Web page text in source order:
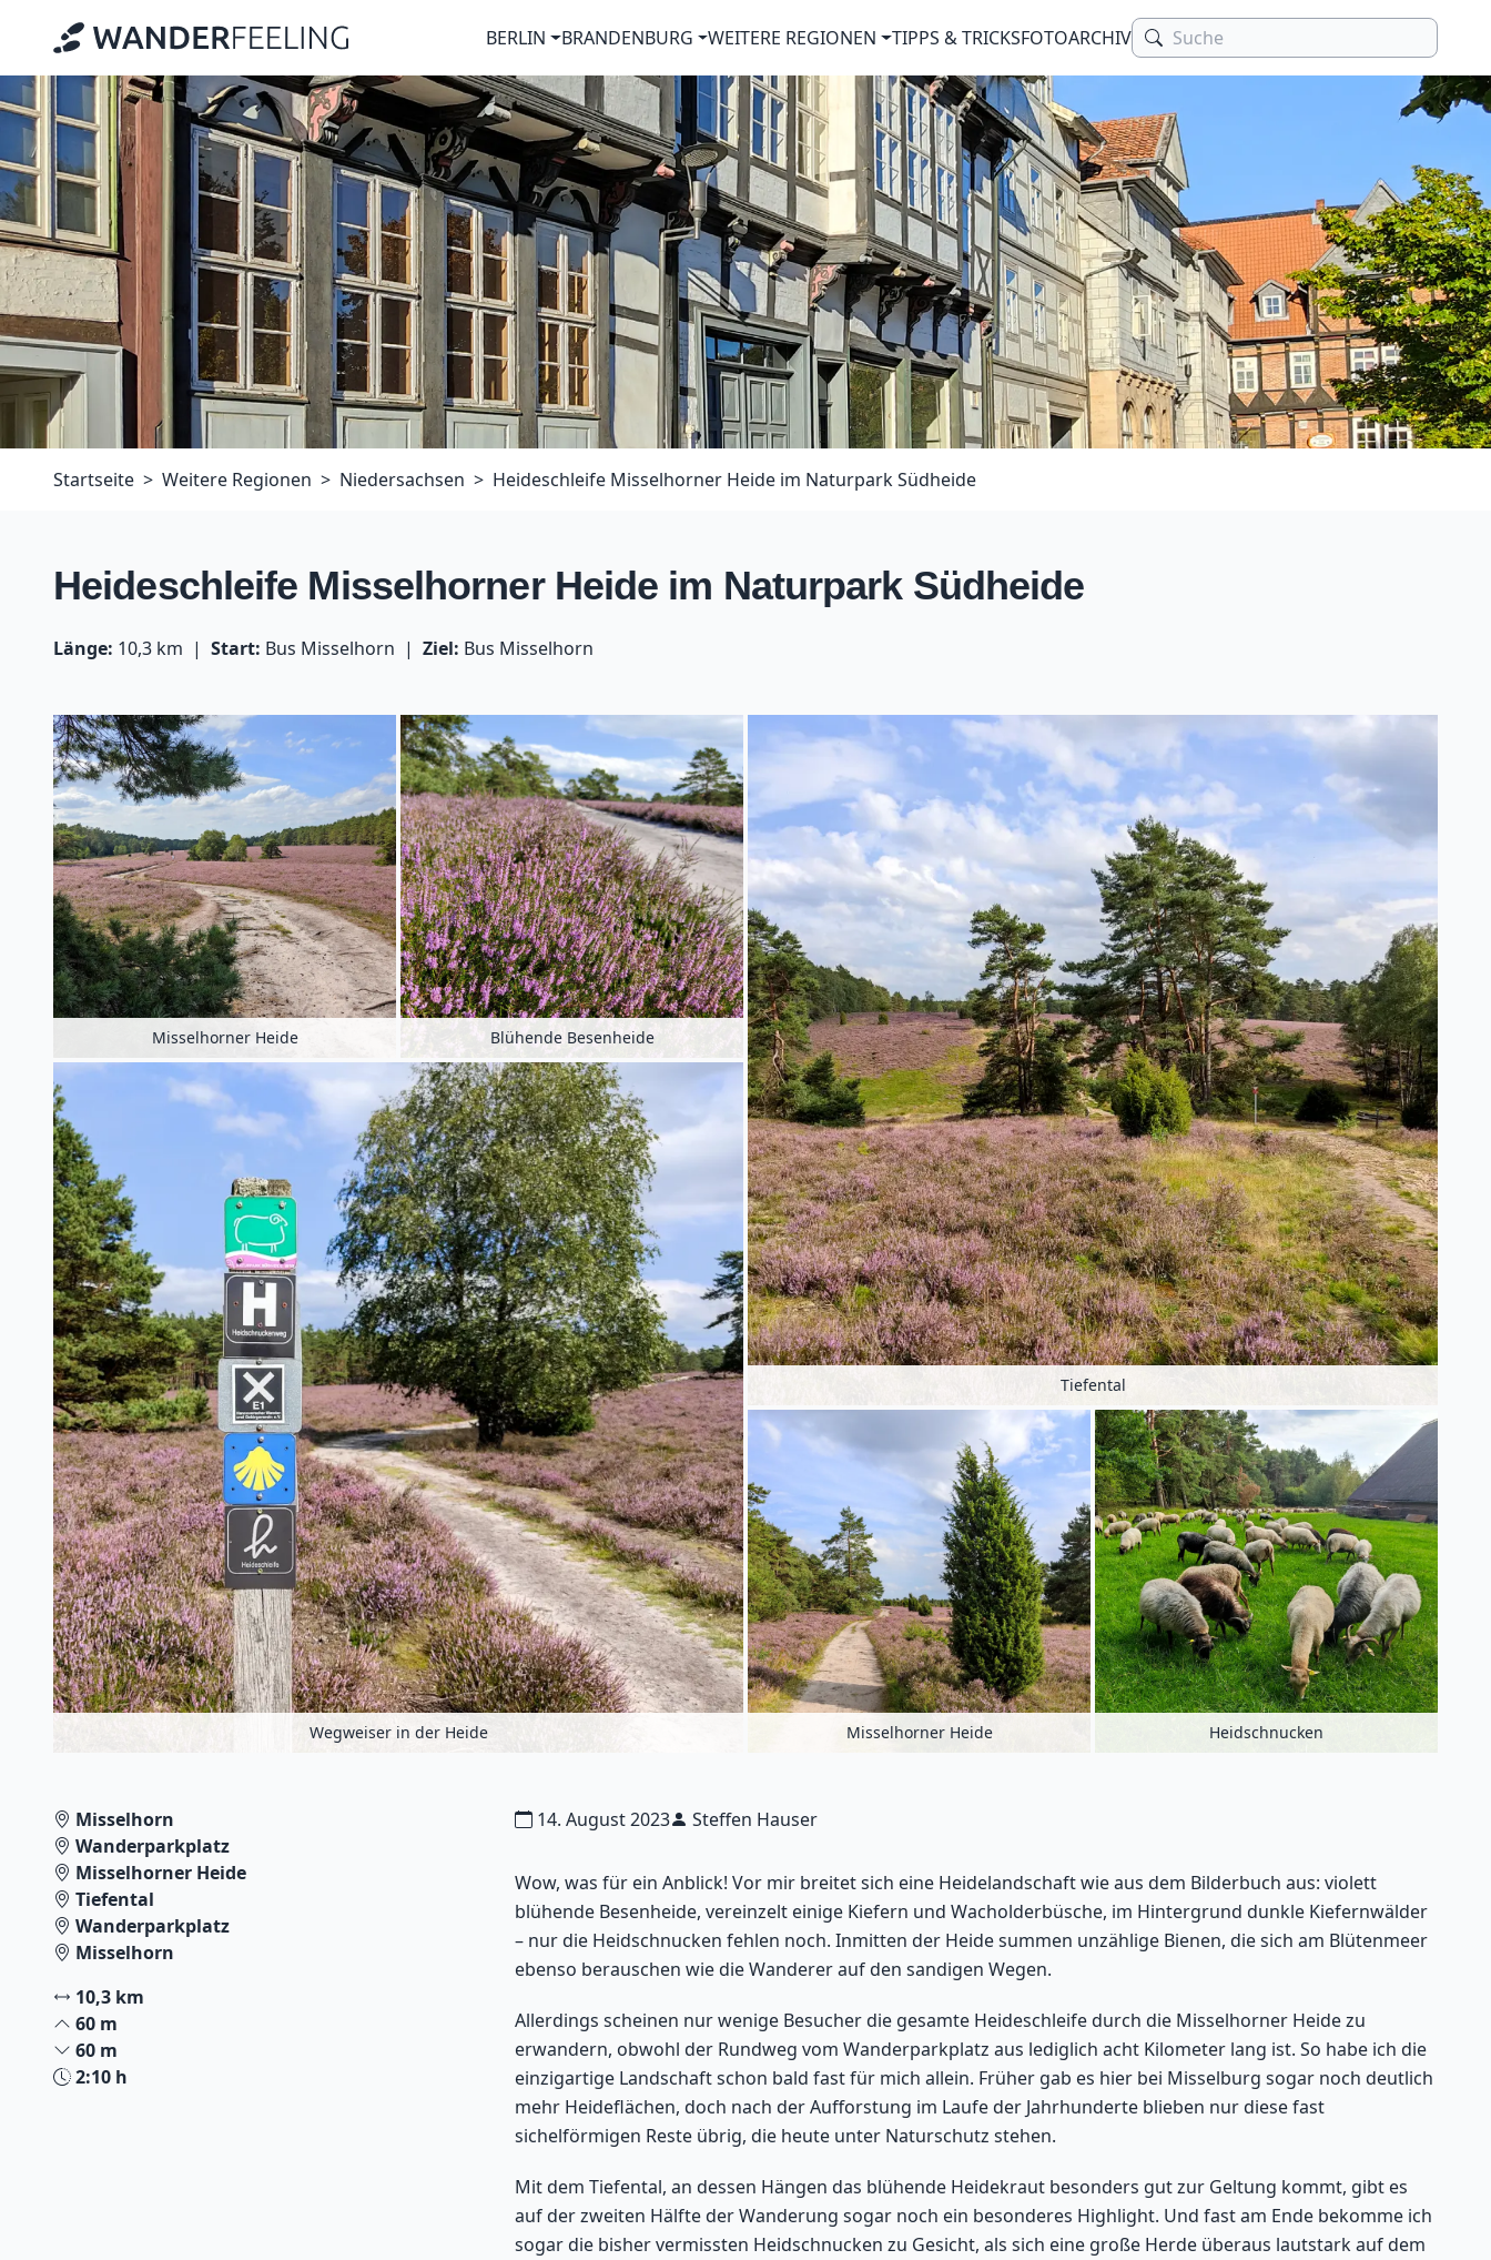
BERLIN BRANDENBURG WEITERE REGIONEN TIPPS & TRICKSFOTOARCHIV
Startseite Weitere Regionen Niedersachsen Heideschleife Misselhorner Heide im Naturpark Südheide
Heideschleife Misselhorner Heide im Naturpark Südheide
Länge: 10,3 km Start: Bus Misselhorn Ziel: Bus Misselhorn
Misselhorner Heide Blühende Besenheide
Wegweiser in der Heide
Tiefental
Misselhorner Heide Heidschnucken
Misselhorn
Wanderparkplatz
Misselhorner Heide
Tiefental
Wanderparkplatz
Misselhorn
10,3 km
60 m
60 m
2:10 h
14. August 2023 Steffen Hauser
Wow, was für ein Anblick! Vor mir breitet sich eine Heidelandschaft wie aus dem Bilderbuch aus: violett
blühende Besenheide, vereinzelt einige Kiefern und Wacholderbüsche, im Hintergrund dunkle Kiefernwälder
– nur die Heidschnucken fehlen noch. Inmitten der Heide summen unzählige Bienen, die sich am Blütenmeer
ebenso berauschen wie die Wanderer auf den sandigen Wegen.
Allerdings scheinen nur wenige Besucher die gesamte Heideschleife durch die Misselhorner Heide zu
erwandern, obwohl der Rundweg vom Wanderparkplatz aus lediglich acht Kilometer lang ist. So habe ich die
einzigartige Landschaft schon bald fast für mich allein. Früher gab es hier bei Misselburg sogar noch deutlich
mehr Heideflächen, doch nach der Aufforstung im Laufe der Jahrhunderte blieben nur diese fast
sichelförmigen Reste übrig, die heute unter Naturschutz stehen.
Mit dem Tiefental, an dessen Hängen das blühende Heidekraut besonders gut zur Geltung kommt, gibt es
auf der zweiten Hälfte der Wanderung sogar noch ein besonderes Highlight. Und fast am Ende bekomme ich
sogar die bisher vermissten Heidschnucken zu Gesicht, als sich eine große Herde überaus lautstark auf dem